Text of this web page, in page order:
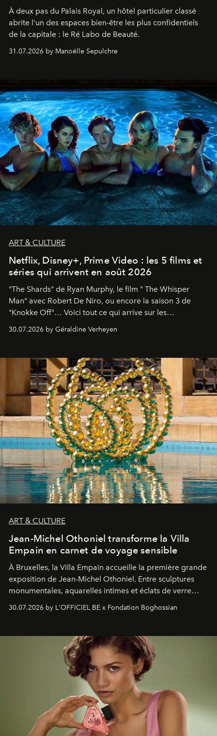
À deux pas du Palais Royal, un hôtel particulier classé
abrite l'un des espaces bien-être les plus confidentiels
de la capitale : le Ré Labo de Beauté.
31.07.2026 by Manoëlle Sepulchre
ART & CULTURE
Netflix, Disney+, Prime Video : les 5 films et
séries qui arrivent en août 2026
"The Shards" de Ryan Murphy, le film " The Whisper
Man" avec Robert De Niro, ou encore la saison 3 de
"Knokke Off"… Voici tout ce qui arrive sur les
plateformes de streaming en août 2026.
30.07.2026 by Géraldine Verheyen
ART & CULTURE
Jean-Michel Othoniel transforme la Villa
Empain en carnet de voyage sensible
À Bruxelles, la Villa Empain accueille la première grande
exposition de Jean-Michel Othoniel. Entre sculptures
monumentales, aquarelles intimes et éclats de verre
soufflé, l’artiste français compose un itinéraire
émotionnel où chaque œuvre devient le souvenir
émerveillement.
30.07.2026 by L'OFFICIEL BE x Fondation Boghossian